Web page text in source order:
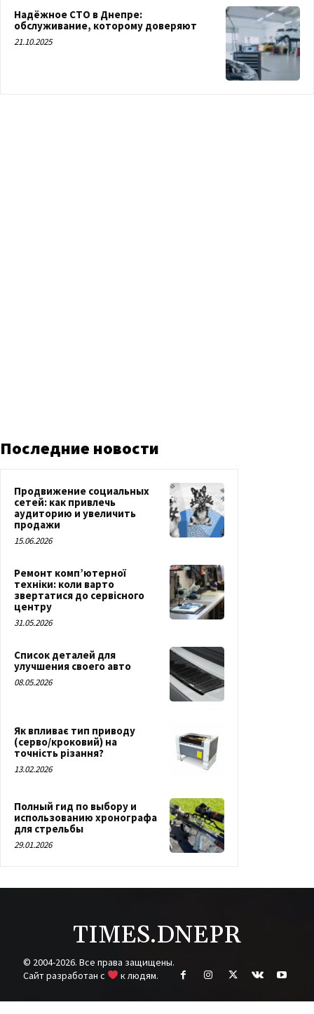
Надёжное СТО в Днепре:
обслуживание, которому доверяют
21.10.2025
Последние новости
Продвижение социальных
сетей: как привлечь
аудиторию и увеличить
продажи
15.06.2026
Ремонт комп’ютерної
техніки: коли варто
звертатися до сервісного
центру
31.05.2026
Список деталей для
улучшения своего авто
08.05.2026
Як впливає тип приводу
(серво/кроковий) на
точність різання?
13.02.2026
Полный гид по выбору и
использованию хронографа
для стрельбы
29.01.2026
TIMES.DNEPR
© 2004-2026. Все права защищены.
Cайт разработан с
к людям.